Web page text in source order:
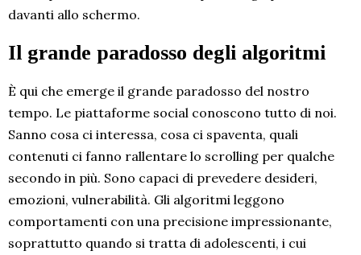
davanti allo schermo.
Il grande paradosso degli algoritmi
È qui che emerge il grande paradosso del nostro
tempo. Le piattaforme social conoscono tutto di noi.
Sanno cosa ci interessa, cosa ci spaventa, quali
contenuti ci fanno rallentare lo scrolling per qualche
secondo in più. Sono capaci di prevedere desideri,
emozioni, vulnerabilità. Gli algoritmi leggono
comportamenti con una precisione impressionante,
soprattutto quando si tratta di adolescenti, i cui